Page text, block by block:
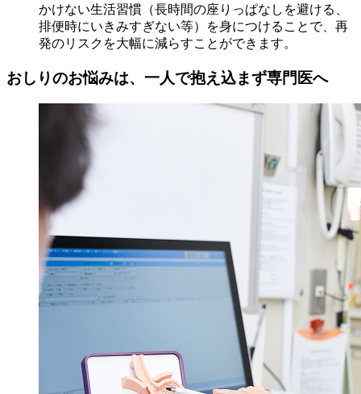
かけない生活習慣（長時間の座りっぱなしを避ける、
排便時にいきみすぎない等）を身につけることで、再
発のリスクを大幅に減らすことができます。
おしりのお悩みは、一人で抱え込まず専門医へ